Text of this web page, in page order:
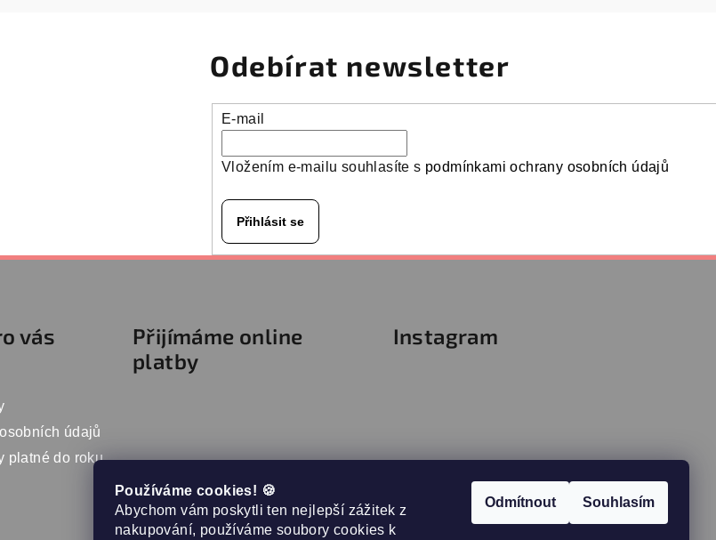
Používáme cookies! 🍪
Abychom vám poskytli ten nejlepší zážitek z
nakupování, používáme soubory cookies k
Odmítnout Souhlasím
Odebírat newsletter
E-mail
Vložením e-mailu souhlasíte s podmínkami ochrany osobních údajů
Přihlásit se
vás
údajů
platné do roku
Přijímáme online
platby
Instagram